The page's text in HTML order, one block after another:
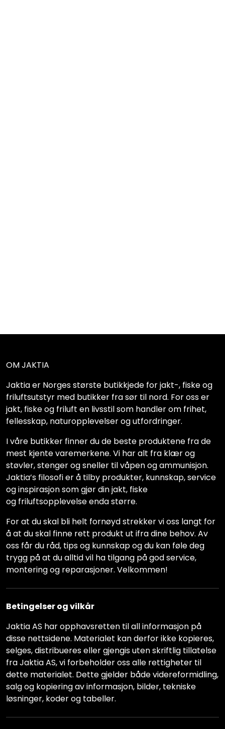
OM JAKTIA
Jaktia er Norges største butikkjede for jakt-, fiske og
friluftsutstyr med butikker fra sør til nord. For oss er
jakt, fiske og friluft en livsstil som handler om frihet,
fellesskap, naturopplevelser og utfordringer.
I våre butikker finner du de beste produktene fra de
mest kjente varemerkene. Vi har alt fra klær og
støvler, stenger og sneller til våpen og ammunisjon.
Jaktia’s filosofi er å tilby produkter, kunnskap, service
og inspirasjon som gjør din jakt, fiske
og friluftsopplevelse enda større.
For at du skal bli helt fornøyd strekker vi oss langt for
å at du skal finne rett produkt ut ifra dine behov. Av
oss får du råd, tips og kunnskap og du kan føle deg
trygg på at du alltid vil ha tilgang på god service,
montering og reparasjoner. Velkommen!
Betingelser og vilkår
Jaktia AS har opphavsretten til all informasjon på
disse nettsidene. Materialet kan derfor ikke kopieres,
selges, distribueres eller gjengis uten skriftlig tillatelse
fra Jaktia AS, vi forbeholder oss alle rettigheter til
dette materialet. Dette gjelder både videreformidling,
salg og kopiering av informasjon, bilder, tekniske
løsninger, koder og tabeller.